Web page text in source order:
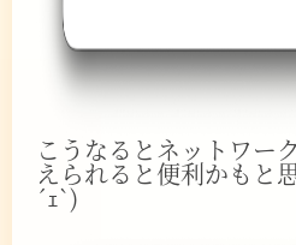
こうなるとネットワー
えられると便利かもと
´ｪ`)